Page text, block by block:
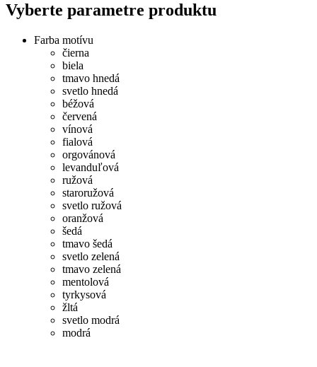
Vyberte parametre produktu
Farba motívu
čierna
biela
tmavo hnedá
svetlo hnedá
béžová
červená
vínová
fialová
orgovánová
levanduľová
ružová
staroružová
svetlo ružová
oranžová
šedá
tmavo šedá
svetlo zelená
tmavo zelená
mentolová
tyrkysová
žltá
svetlo modrá
modrá